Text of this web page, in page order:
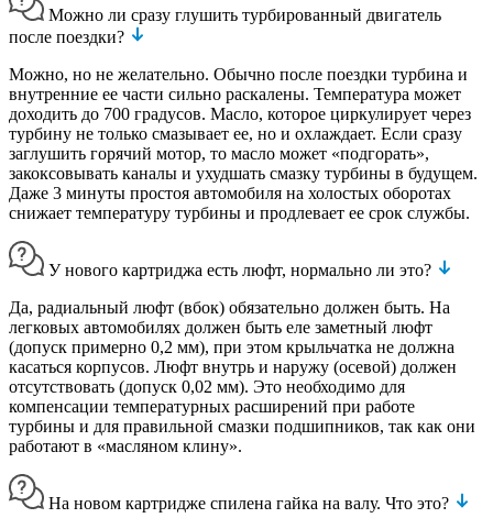
Можно ли сразу глушить турбированный двигатель
после поездки?
Можно, но не желательно. Обычно после поездки турбина и
внутренние ее части сильно раскалены. Температура может
доходить до 700 градусов. Масло, которое циркулирует через
турбину не только смазывает ее, но и охлаждает. Если сразу
заглушить горячий мотор, то масло может «подгорать»,
закоксовывать каналы и ухудшать смазку турбины в будущем.
Даже 3 минуты простоя автомобиля на холостых оборотах
снижает температуру турбины и продлевает ее срок службы.
У нового картриджа есть люфт, нормально ли это?
Да, радиальный люфт (вбок) обязательно должен быть. На
легковых автомобилях должен быть еле заметный люфт
(допуск примерно 0,2 мм), при этом крыльчатка не должна
касаться корпусов. Люфт внутрь и наружу (осевой) должен
отсутствовать (допуск 0,02 мм). Это необходимо для
компенсации температурных расширений при работе
турбины и для правильной смазки подшипников, так как они
работают в «масляном клину».
На новом картридже спилена гайка на валу. Что это?